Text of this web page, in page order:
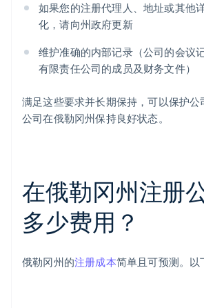
如果您的注册代理人、地址或其他
化，请向州政府更新
维护准确的内部记录（公司的会议
有限责任公司的成员及财务文件）
满足这些要求并长期保持，可以保护公
公司在俄勒冈州保持良好状态。
在俄勒冈州注册
多少费用？
俄勒冈州的注册成本简单且可预测。以